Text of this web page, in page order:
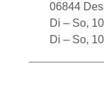
06844
Di – So,
Di – So,